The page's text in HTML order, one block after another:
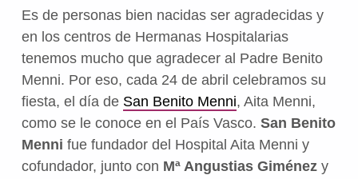
Es de personas bien nacidas ser agradecidas y
en los centros de Hermanas Hospitalarias
tenemos mucho que agradecer al Padre Benito
Menni. Por eso, cada 24 de abril celebramos su
fiesta, el día de San Benito Menni, Aita Menni,
como se le conoce en el País Vasco. San Benito
Menni fue fundador del Hospital Aita Menni y
cofundador, junto con Mª Angustias Giménezy